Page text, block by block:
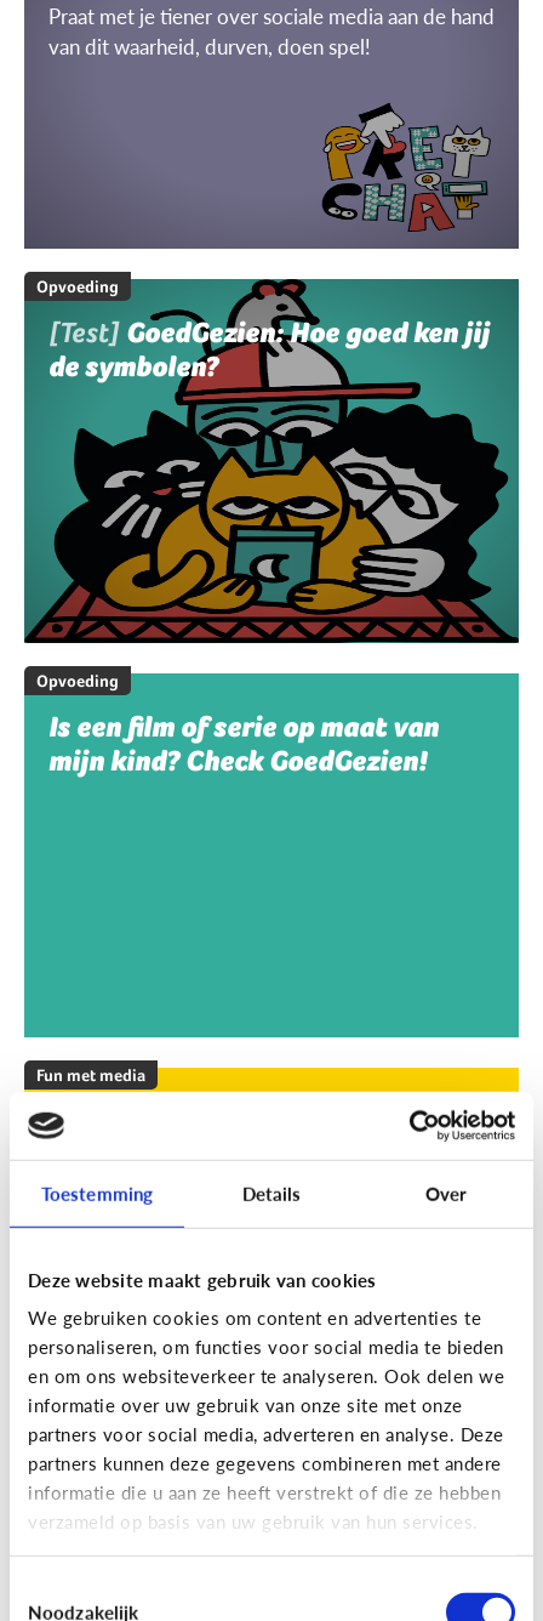
Toestemming Details Over
Deze website maakt gebruik van cookies
We gebruiken cookies om content en advertenties te
personaliseren, om functies voor social media te bieden
en om ons websiteverkeer te analyseren. Ook delen we
informatie over uw gebruik van onze site met onze
partners voor social media, adverteren en analyse. Deze
partners kunnen deze gegevens combineren met andere
informatie die u aan ze heeft verstrekt of die ze hebben
verzameld op basis van uw gebruik van hun services.
Noodzakelijk
Praat met je tiener over sociale media aan de hand
van dit waarheid, durven, doen spel!
Opvoeding
[Test] GoedGezien: Hoe goed ken jij
de symbolen?
Opvoeding
Is een film of serie op maat van
mijn kind? Check GoedGezien!
Fun met media
Leuke apps voor tieners om de
zomer door te komen
Geef je kind een duwtje in de rug met deze leuke
apps tegen verveling, waar ze op eigen houtje
Fun met media
Fun met foto’s: zo boost je de
creativiteit van je kind